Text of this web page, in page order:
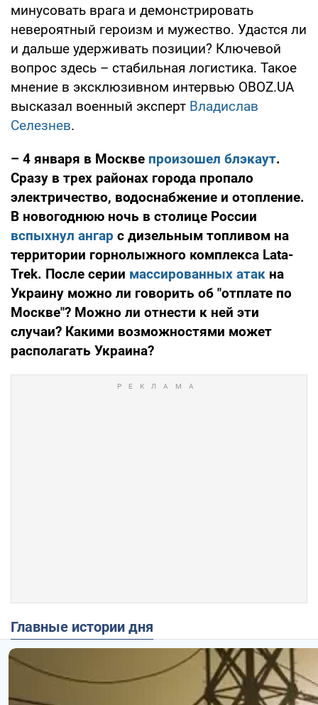
минусовать врага и демонстрировать
невероятный героизм и мужество. Удастся ли
и дальше удерживать позиции? Ключевой
вопрос здесь – стабильная логистика. Такое
мнение в эксклюзивном интервью OBOZ.UA
высказал военный эксперт Владислав
Селезнев.
– 4 января в Москве произошел блэкаут.
Сразу в трех районах города пропало
электричество, водоснабжение и отопление.
В новогоднюю ночь в столице России
вспыхнул ангар с дизельным топливом на
территории горнолыжного комплекса Lata-
Trek. После серии массированных атак на
Украину можно ли говорить об "отплате по
Москве"? Можно ли отнести к ней эти
случаи? Какими возможностями может
располагать Украина?
Главные истории дня